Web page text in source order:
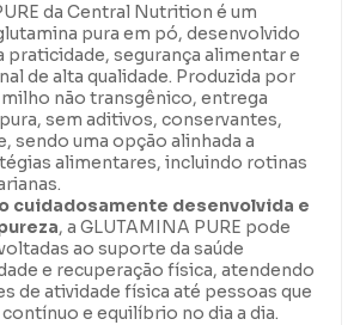
da Central Nutrition é um
pura em pó, desenvolvido
praticidade, segurança alimentar e
de alta qualidade. Produzida por
não transgênico, entrega
sem aditivos, conservantes,
sendo uma opção alinhada a
alimentares, incluindo rotinas
cuidadosamente desenvolvida e
, a GLUTAMINA PURE pode
ao suporte da saúde
e recuperação física, atendendo
de atividade física até pessoas que
e equilíbrio no dia a dia.